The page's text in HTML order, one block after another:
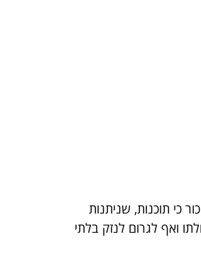
כי תוכנות, שניתנות
ואף לגרום לנזק בלתי